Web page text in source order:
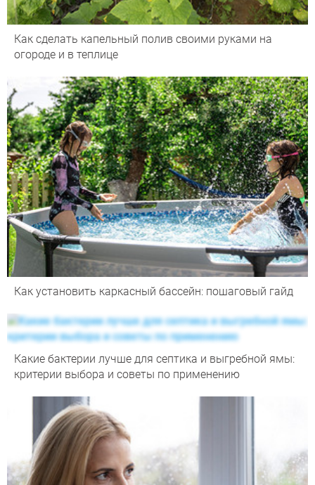
Как сделать капельный полив своими руками на
огороде и в теплице
Как установить каркасный бассейн: пошаговый гайд
Какие бактерии лучше для септика и выгребной ямы:
критерии выбора и советы по применению